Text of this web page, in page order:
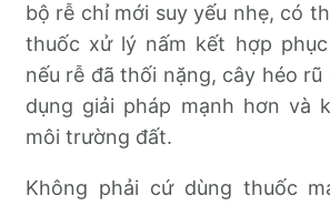
bộ rễ chỉ mới suy yếu nhẹ, có
thuốc xử lý nấm kết hợp
nếu rễ đã thối nặng, cây héo rũ
dụng giải pháp mạnh hơn và
môi trường đất.
Không phải cứ dùng thuốc